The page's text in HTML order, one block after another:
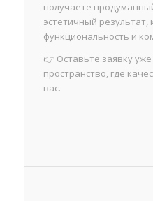
получаете
эстетичный
функциональность и
👉 Оставьте заявку
пространство, где
вас.